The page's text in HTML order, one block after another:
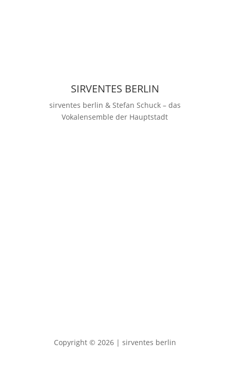
SIRVENTES BERLIN
sirventes berlin & Stefan Schuck – das
Vokalensemble der Hauptstadt
Copyright © 2026 | sirventes berlin